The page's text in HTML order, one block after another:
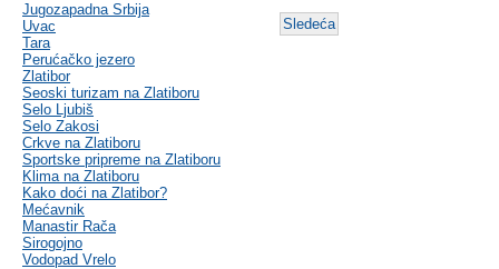
Jugozapadna Srbija
Uvac
Tara
Perućačko jezero
Zlatibor
Seoski turizam na Zlatiboru
Selo Ljubiš
Selo Zakosi
Crkve na Zlatiboru
Sportske pripreme na Zlatiboru
Klima na Zlatiboru
Kako doći na Zlatibor?
Mećavnik
Manastir Rača
Sirogojno
Vodopad Vrelo
Sledeća